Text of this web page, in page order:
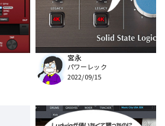
宮永
パワーレック
2022/09/15